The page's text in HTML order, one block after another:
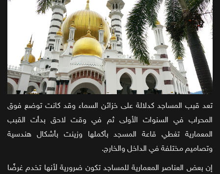
تعد قبب المساجد كدلالة على خزائن السماء وقد كانت توضع فوق
المحراب في السنوات الأولى ثم في وقت لاحق بدأت القبب
المعمارية تغطي قاعة المسجد بأكملها وزينت بأشكال هندسية
وتصاميم مختلفة في الداخل والخارج.
إن بعض العناصر المعمارية للمساجد تكون ضرورية لأنها تخدم غرضًا